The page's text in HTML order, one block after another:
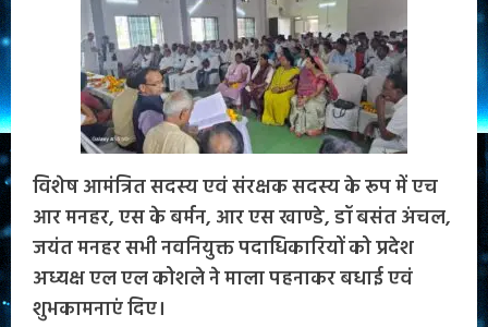
विशेष आमंत्रित सदस्य एवं संरक्षक सदस्य के रूप में एच
आर मनहर, एस के बर्मन, आर एस खाण्डे, डॉ बसंत अंचल,
जयंत मनहर सभी नवनियुक्त पदाधिकारियों को प्रदेश
अध्यक्ष एल एल कोशले ने माला पहनाकर बधाई एवं
शुभकामनाएं दिए।